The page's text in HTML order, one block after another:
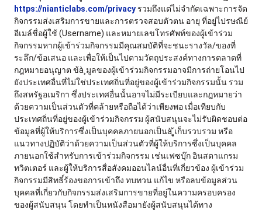
https://nianticlabs.com/privacyรวมถึงแต่ไม่จำกัดเฉพาะการจัด
กิจกรรมส่งเสริมการขายและการตรวจสอบตัวตน อายุ ที่อยู่ไปรษณีย์
อีเมล์ชื่อผู้ใช้ (Username) และหมายเลขโทรศัพท์ของผู้เข้าร่วม
กิจกรรมหากผู้เข้าร่วมกิจกรรมมีคุณสมบัติที่จะชนะรางวัล/ของที่
ระลึก/ข้อเสนอ และเพื่อให้เป็นไปตามวัตถุประสงค์ทางการตลาดที่
กฎหมายอนุญาต ข้à¸­มูลของผู้เข้าร่วมกิจกรรมอาจมีการถ่ายโอนไป
ยังประเทศอื่นที่ไม่ใช่ประเทศถิ่นที่อยู่ของผู้เข้าร่วมกิจกรรมนั้น รวม
ถึงสหรัฐอเมริกา ซึ่งประเทศอื่นนั้นอาจไม่มีระเบียบและกฎหมายว่า
ด้วยความเป็นส่วนตัวที่คล้ายหรือถือได้ว่าเพียงพอ เมื่อเทียบกับ
ประเทศถิ่นที่อยู่ของผู้เข้าร่วมกิจกรรม ผู้สนับสนุนจะไม่รับผิดชอบต่อ
ข้อมูลที่ผู้ให้บริการซึ่งเป็นบุคคลภายนอกเป็นà¸ู้เก็บรวบรวม หรือ
แนวทางปฏิบัติว่าด้วยความเป็นส่วนตัวที่ผู้ให้บริการซึ่งเป็นบุคคล
ภายนอกใช้สำหรับการเข้าร่วมกิจกรรม เช่นเฟซบุ๊ก อินสตาแกรม
ทวิตเตอร์ และผู้ให้บริการสื่อสังคมออนไลน์อื่นที่เกี่ยวข้อง ผู้เข้าร่วม
กิจกรรมมีสิทธิ์ร้องขอการเข้าถึง ทบทวน แก้ไข หรือลบข้อมูลส่วน
บุคคลที่เกี่ยวกับกิจกรรมส่งเสริมการขายที่อยู่ในความครอบครอง
ของผู้สนับสนุน โดยทำเป็นหนังสือมายังผู้สนับสนุนได้ทาง